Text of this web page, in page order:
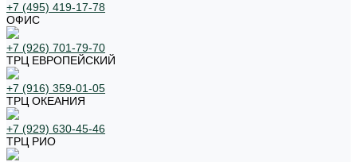
+7 (495) 419-17-78
ОФИС
+7 (926) 701-79-70
ТРЦ ЕВРОПЕЙСКИЙ
+7 (916) 359-01-05
ТРЦ ОКЕАНИЯ
+7 (929) 630-45-46
ТРЦ РИО